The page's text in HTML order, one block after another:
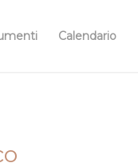
Calendario